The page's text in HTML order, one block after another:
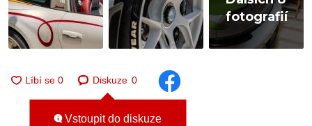
fotografií
Diskuze 0
Vstoupit do diskuze